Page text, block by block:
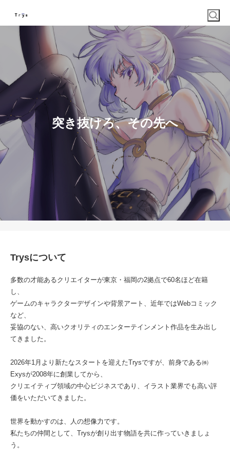
突き抜けろ、その先へ
Trysについて
多数の才能あるクリエイターが東京・福岡の2拠点で60名ほど在籍
し、
ゲームのキャラクターデザインや背景アート、近年ではWebコミック
など、
妥協のない、高いクオリティのエンターテインメント作品を生み出し
てきました。
2026年1月より新たなスタートを迎えたTrysですが、前身である㈱
Exysが2008年に創業してから、
クリエイティブ領域の中心ビジネスであり、イラスト業界でも高い評
価をいただいてきました。
世界を動かすのは、人の想像力です。
私たちの仲間として、Trysが創り出す物語を共に作っていきましょ
う。